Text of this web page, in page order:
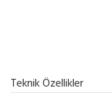
Teknik Özellikler